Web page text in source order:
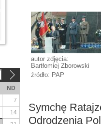
autor zdjęcia:
Bartłomiej Zborowski
źródło: PAP
Symchę
Odrodzenia
ND
7
14